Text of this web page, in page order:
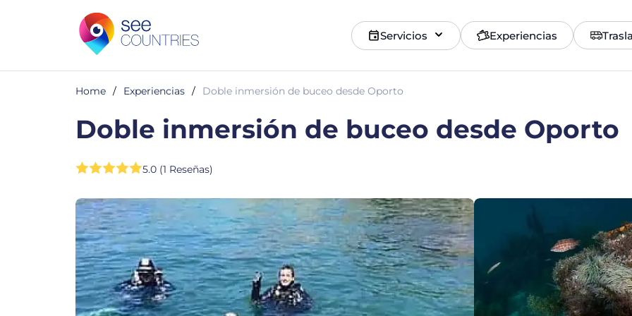
Servicios Experiencias
Home / Experiencias / Doble inmersión de buceo desde Oporto
Doble inmersión de buceo desde Oporto
5.0 (1 Reseñas)